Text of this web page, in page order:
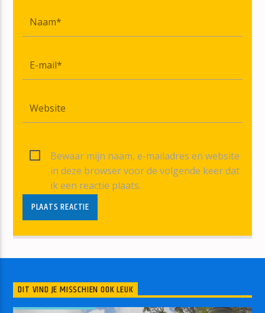
Bewaar mijn naam, e-mailadres en website
in deze browser voor de volgende keer dat
ik een reactie plaats.
DIT VIND JE MISSCHIEN OOK LEUK